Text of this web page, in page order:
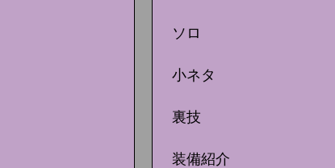
ソロ
小ネタ
裏技
装備紹介